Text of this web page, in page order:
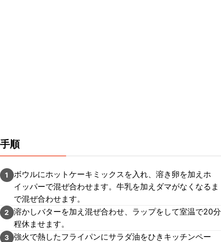
手順
1
ボウルにホットケーキミックスを入れ、溶き卵を加えホ
イッパーで混ぜ合わせます。牛乳を加えダマがなくなるま
で混ぜ合わせます。
2
溶かしバターを加え混ぜ合わせ、ラップをして室温で20分
程休ませます。
3 強火で熱したフライパンにサラダ油をひきキッチンペー